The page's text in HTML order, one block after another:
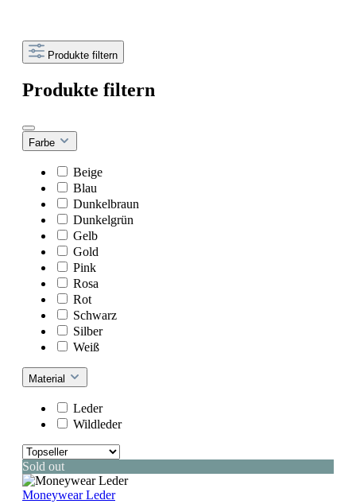
Produkte filtern
Produkte filtern
Farbe
Beige
Blau
Dunkelbraun
Dunkelgrün
Gelb
Gold
Pink
Rosa
Rot
Schwarz
Silber
Weiß
Material
Leder
Wildleder
Sold out
Moneywear Leder